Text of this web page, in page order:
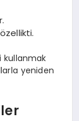
kullanmak
yeniden